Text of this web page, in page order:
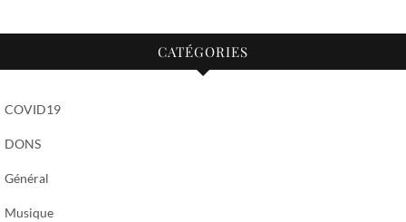
CATÉGORIES
COVID19
DONS
Général
Musique